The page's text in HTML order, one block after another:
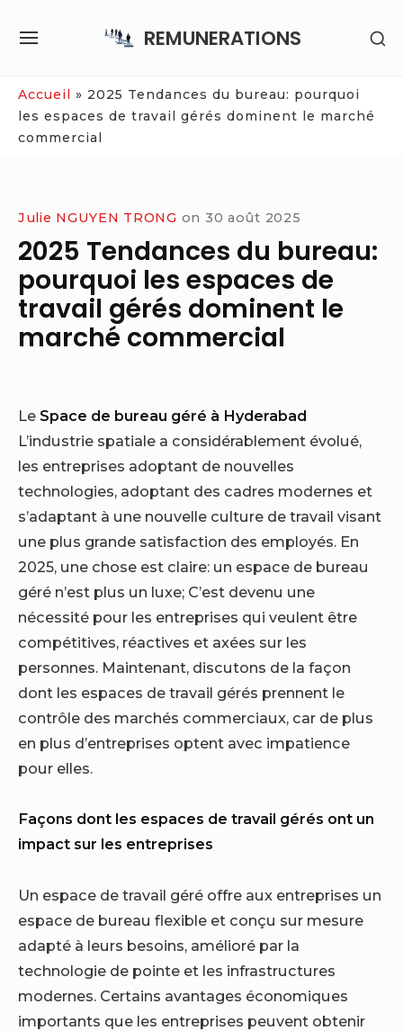
REMUNERATIONS
SITE
Accueil » 2025 Tendances du bureau: pourquoi
les espaces de travail gérés dominent le marché
commercial
Julie NGUYEN TRONG on 30 août 2025
2025 Tendances du bureau:
pourquoi les espaces de
travail gérés dominent le
marché commercial
Le Space de bureau géré à Hyderabad
L’industrie spatiale a considérablement évolué,
les entreprises adoptant de nouvelles
technologies, adoptant des cadres modernes et
s’adaptant à une nouvelle culture de travail visant
une plus grande satisfaction des employés. En
2025, une chose est claire: un espace de bureau
géré n’est plus un luxe; C’est devenu une
nécessité pour les entreprises qui veulent être
compétitives, réactives et axées sur les
personnes. Maintenant, discutons de la façon
dont les espaces de travail gérés prennent le
contrôle des marchés commerciaux, car de plus
en plus d’entreprises optent avec impatience
pour elles.
Façons dont les espaces de travail gérés ont un
impact sur les entreprises
Un espace de travail géré offre aux entreprises un
espace de bureau flexible et conçu sur mesure
adapté à leurs besoins, amélioré par la
technologie de pointe et les infrastructures
modernes. Certains avantages économiques
importants que les entreprises peuvent obtenir